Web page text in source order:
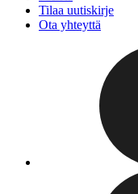
Tilaa uutiskirje
Ota yhteyttä